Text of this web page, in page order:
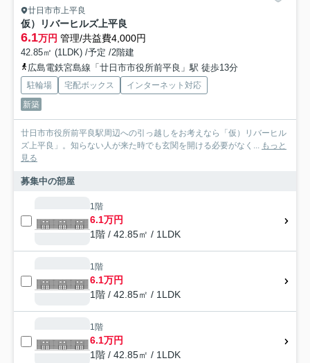
廿日市市上平良
仮）リバーヒルズ上平良
6.1万円 管理/共益費4,000円
42.85㎡ (1LDK) /予定 /2階建
広島電鉄宮島線「廿日市市役所前平良」駅 徒歩13分
駐輪場 宅配ボックス
インターネット対応
新築
廿日市市役所前平良駅周辺への引っ越しをお考えなら「仮）リバーヒル
ズ上平良」。知らない人が来た時でも玄関を開ける必要がなく... もっと
見る
募集中の部屋
1階
6.1万円
1階 / 42.85㎡ / 1LDK
1階
6.1万円
1階 / 42.85㎡ / 1LDK
1階
6.1万円
1階 / 42.85㎡ / 1LDK